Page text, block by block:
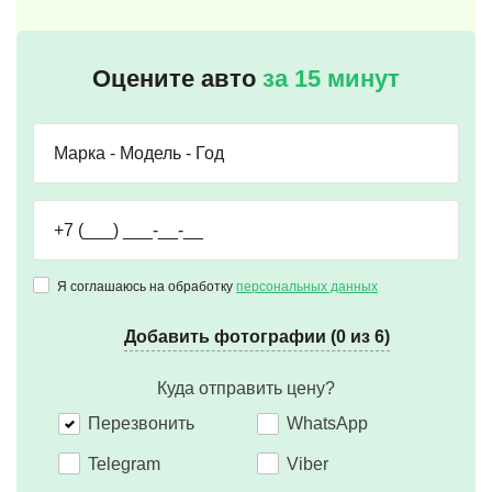
Оцените авто за 15 минут
Я соглашаюсь на обработку персональных данных
Добавить фотографии (0 из 6)
Куда отправить цену?
Перезвонить
WhatsApp
Telegram Viber